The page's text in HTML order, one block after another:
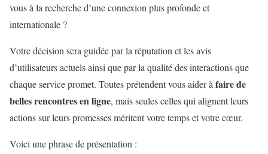
vous à la recherche d’une connexion plus profonde et
internationale ?
Votre décision sera guidée par la réputation et les avis
d’utilisateurs actuels ainsi que par la qualité des interactions que
chaque service promet. Toutes prétendent vous aider àfaire de
belles rencontres en ligne, mais seules celles qui alignent leurs
actions sur leurs promesses méritent votre temps et votre cœur.
Voici une phrase de présentation :